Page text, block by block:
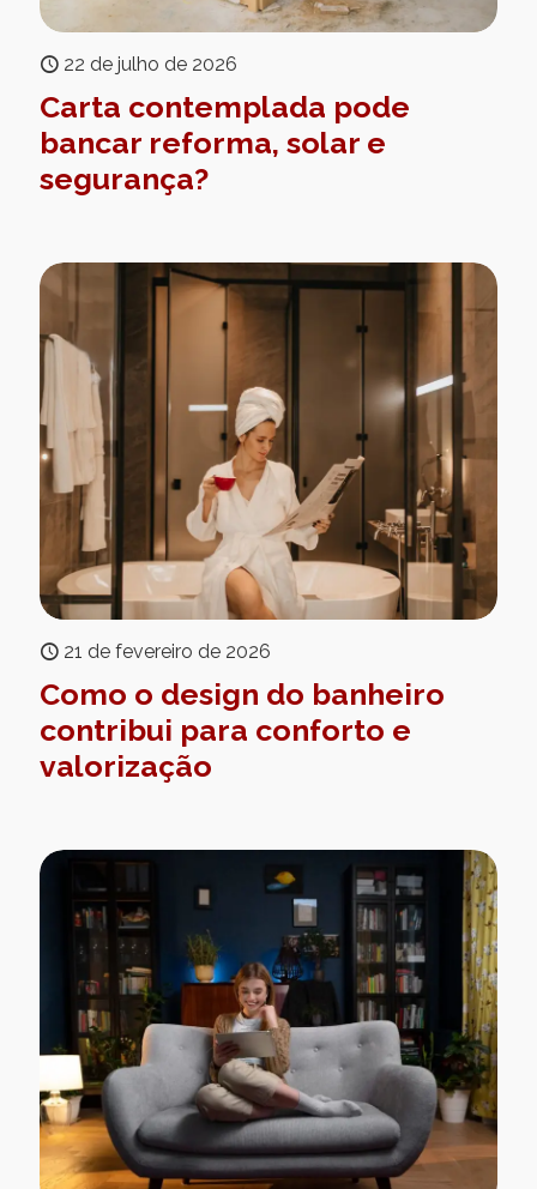
22 de julho de 2026
Carta contemplada pode
bancar reforma, solar e
segurança?
21 de fevereiro de 2026
Como o design do banheiro
contribui para conforto e
valorização